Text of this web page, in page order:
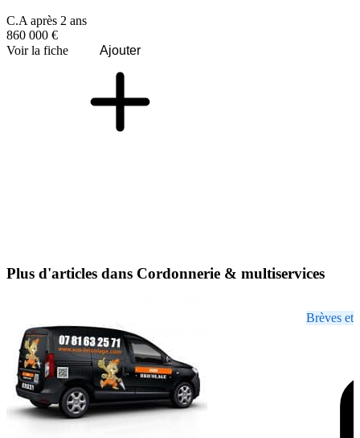
C.A après 2 ans
860 000 €
Voir la fiche
Ajouter
Plus d'articles dans Cordonnerie & multiservices
Brèves et